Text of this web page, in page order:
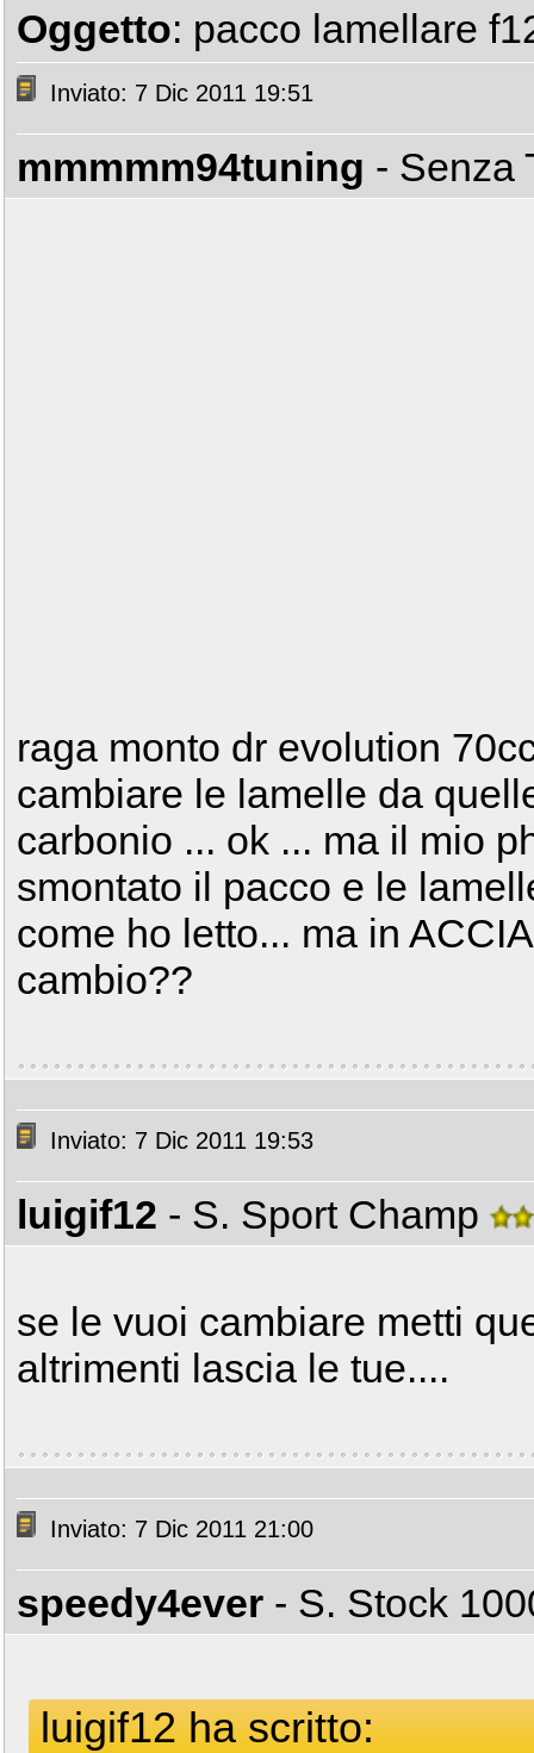
Oggetto: pacco lamellare
Inviato: 7 Dic 2011 19:51
mmmmm94tuning - Senza
raga monto dr evolution
cambiare le lamelle da
carbonio ... ok ... ma il mio
smontato il pacco e le
come ho letto... ma in
cambio??
Inviato: 7 Dic 2011 19:53
luigif12 - S. Sport Champ
se le vuoi cambiare metti
altrimenti lascia le tue....
Inviato: 7 Dic 2011 21:00
speedy4ever - S. Stock
luigif12 ha scritto: